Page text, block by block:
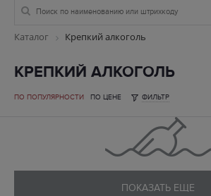
Каталог Крепкий алкоголь
КРЕПКИЙ АЛКОГОЛЬ
ПО ПОПУЛЯРНОСТИ ПО ЦЕНЕ ФИЛЬТР
ПОКАЗАТЬ ЕЩЕ